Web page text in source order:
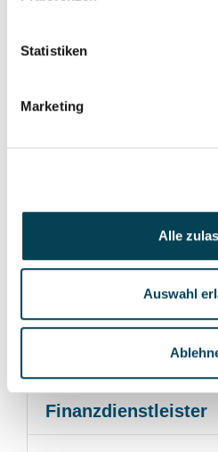
Statistiken
Marketing
Alle
Auswahl
Consulting
100 %
Projektmanager
INTERIMISTISCH
Etablierung einer
Finanzdienstleister